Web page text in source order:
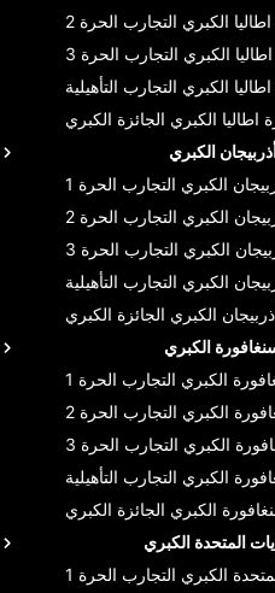
الكبري التجارب الحرة 2
الكبري التجارب الحرة 3
الكبري التجارب التأهيلية
اطاليا الكبري الجائزة الكبري
الكبري
الكبري التجارب الحرة 1
الكبري التجارب الحرة 2
الكبري التجارب الحرة 3
الكبري التجارب التأهيلية
الكبري الجائزة الكبري
الكبري
الكبري التجارب الحرة 1
الكبري التجارب الحرة 2
الكبري التجارب الحرة 3
الكبري التجارب التأهيلية
الكبري الجائزة الكبري
المتحدة الكبري
الكبري التجارب الحرة 1